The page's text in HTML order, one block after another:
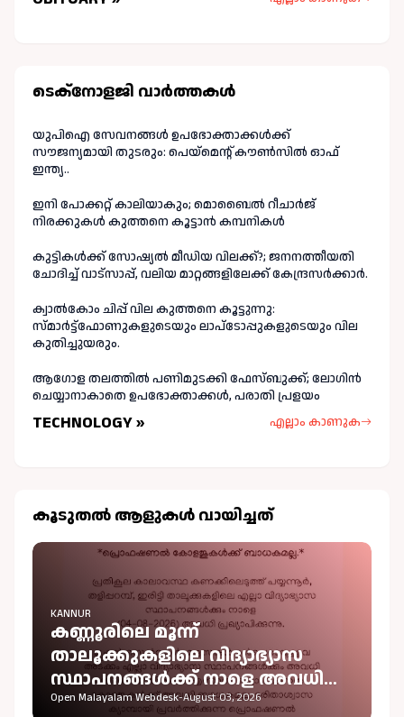
ടെക്നോളജി വാർത്തകള്‍
യുപിഐ സേവനങ്ങൾ ഉപഭോക്താക്കൾക്ക്
സൗജന്യമായി തുടരും: പെയ്മെന്റ് കൗൺസിൽ ഓഫ്
ഇന്ത്യ..
ഇനി പോക്കറ്റ് കാലിയാകും; മൊബൈൽ റീചാർജ്
നിരക്കുകൾ കുത്തനെ കൂട്ടാൻ കമ്പനികൾ
കുട്ടികൾക്ക് സോഷ്യൽ മീഡിയ വിലക്ക്?; ജനനത്തീയതി
ചോദിച്ച് വാട്‌സാപ്പ്, വലിയ മാറ്റങ്ങളിലേക്ക് കേന്ദ്രസർക്കാർ.
ക്വാൽകോം ചിപ്പ് വില കുത്തനെ കൂട്ടുന്നു:
സ്മാർട്ട്ഫോണുകളുടെയും ലാപ്ടോപ്പുകളുടെയും വില
കുതിച്ചുയരും.
ആഗോള തലത്തിൽ പണിമുടക്കി ഫേസ്ബുക്ക്; ലോഗിന്‍
ചെയ്യാനാകാതെ ഉപഭോക്താക്കള്‍, പരാതി പ്രളയം
TECHNOLOGY » എല്ലാം കാണുക
കൂടുതല്‍ ആളുകള്‍ വായിച്ചത്
KANNUR
കണ്ണൂരിലെ മൂന്ന്
താലൂക്കുകളിലെ വിദ്യാഭ്യാസ
സ്ഥാപനങ്ങൾക്ക് നാളെ അവധി
പ്രഖ്യാപിച്ചു
Open Malayalam Webdesk-August 03, 2026